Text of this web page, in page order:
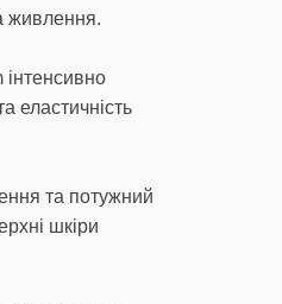
живлення.
інтенсивно
еластичність
та потужний
шкіри